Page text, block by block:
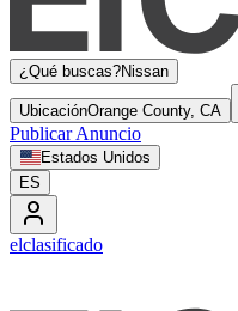
¿Qué buscas?Nissan
UbicaciónOrange County, CA
Publicar Anuncio
Estados Unidos
ES
elclasificado